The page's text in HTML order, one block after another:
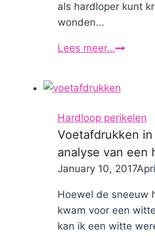
als hardloper kunt
wonden...
Lees meer…
Hardloop perikelen
Voetafdrukken
analyse van een
ByNicole
January 10, 2017
Hoewel de sneeuw
kwam voor een
kan ik een witte